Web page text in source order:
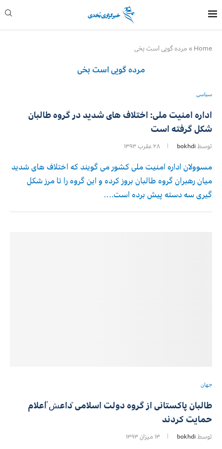
Home
» مرده گویی است بخی
مرده گویی است بخی
سیاسی
اداره امنیت ملی: اختلاف های شدید در گروه طالبان
شکل گرفته است
توسط bokhdi ۲۸ عقرب ۱۳۹۳
مسوولان اداره امنیت ملی کشور می گویند که اختلاف های شدید
میان رهبران گروه طالبان بروز کرده و این گروه را تا مرز شکل
گیری سه دسته پیش برده است.…
جهان
طالبان پاکستانی از گروه دولت اسلامی ̎داعش̎ اعلام
حمایت کردند
توسط bokhdi ۱۳ میزان ۱۳۹۳